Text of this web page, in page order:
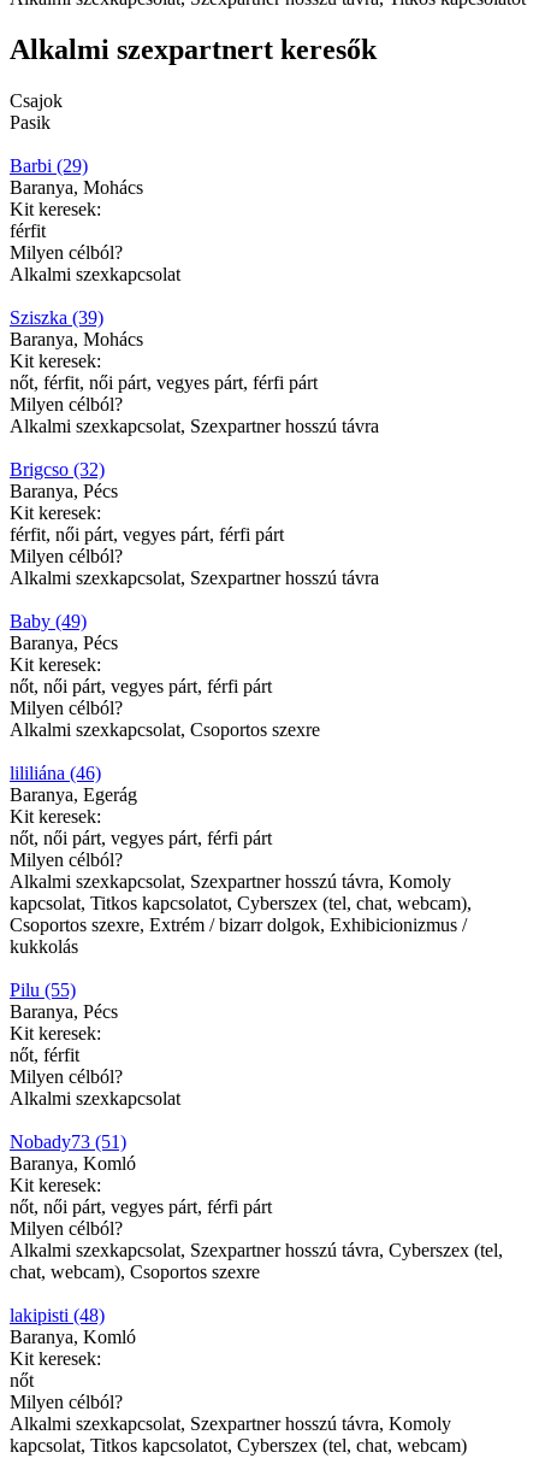
Alkalmi szexpartnert keresők
Csajok
Pasik
Barbi (29)
Baranya, Mohács
Kit keresek:
férfit
Milyen célból?
Alkalmi szexkapcsolat
Sziszka (39)
Baranya, Mohács
Kit keresek:
nőt, férfit, női párt, vegyes párt, férfi párt
Milyen célból?
Alkalmi szexkapcsolat, Szexpartner hosszú távra
Brigcso (32)
Baranya, Pécs
Kit keresek:
férfit, női párt, vegyes párt, férfi párt
Milyen célból?
Alkalmi szexkapcsolat, Szexpartner hosszú távra
Baby (49)
Baranya, Pécs
Kit keresek:
nőt, női párt, vegyes párt, férfi párt
Milyen célból?
Alkalmi szexkapcsolat, Csoportos szexre
lililiána (46)
Baranya, Egerág
Kit keresek:
nőt, női párt, vegyes párt, férfi párt
Milyen célból?
Alkalmi szexkapcsolat, Szexpartner hosszú távra, Komoly
kapcsolat, Titkos kapcsolatot, Cyberszex (tel, chat, webcam),
Csoportos szexre, Extrém / bizarr dolgok, Exhibicionizmus /
kukkolás
Pilu (55)
Baranya, Pécs
Kit keresek:
nőt, férfit
Milyen célból?
Alkalmi szexkapcsolat
Nobady73 (51)
Baranya, Komló
Kit keresek:
nőt, női párt, vegyes párt, férfi párt
Milyen célból?
Alkalmi szexkapcsolat, Szexpartner hosszú távra, Cyberszex (tel,
chat, webcam), Csoportos szexre
lakipisti (48)
Baranya, Komló
Kit keresek:
nőt
Milyen célból?
Alkalmi szexkapcsolat, Szexpartner hosszú távra, Komoly
kapcsolat, Titkos kapcsolatot, Cyberszex (tel, chat, webcam)